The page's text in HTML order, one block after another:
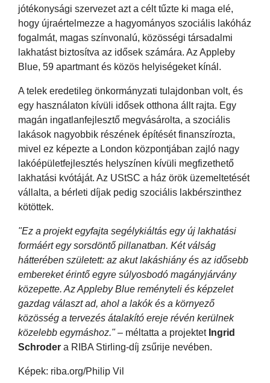
jótékonysági szervezet azt a célt tűzte ki maga elé,
hogy újraértelmezze a hagyományos szociális lakóház
fogalmát, magas színvonalú, közösségi társadalmi
lakhatást biztosítva az idősek számára. Az Appleby
Blue, 59 apartmant és közös helyiségeket kínál.
A telek eredetileg önkormányzati tulajdonban volt, és
egy használaton kívüli idősek otthona állt rajta. Egy
magán ingatlanfejlesztő megvásárolta, a szociális
lakások nagyobbik részének építését finanszírozta,
mivel ez képezte a London központjában zajló nagy
lakóépületfejlesztés helyszínen kívüli megfizethető
lakhatási kvótáját. Az UStSC a ház örök üzemeltetését
vállalta, a bérleti díjak pedig szociális lakbérszinthez
kötöttek.
"Ez a projekt egyfajta segélykiáltás egy új lakhatási
formáért egy sorsdöntő pillanatban. Két válság
hátterében született: az akut lakáshiány és az idősebb
embereket érintő egyre súlyosbodó magányjárvány
közepette. Az Appleby Blue reményteli és képzelet
gazdag választ ad, ahol a lakók és a környező
közösség a tervezés átalakító ereje révén kerülnek
közelebb egymáshoz."– méltatta a projektet Ingrid
Schroder a RIBA Stirling-díj zsűrije nevében.
Képek: riba.org/Philip Vil